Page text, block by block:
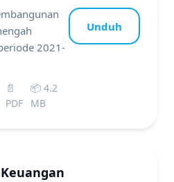
2021-
📄
PDF
📦 4.2
MB
Unduh